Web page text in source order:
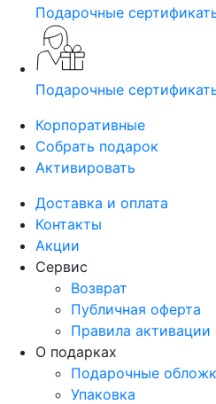
Подарочные
Подарочные
Корпоративные
Собрать подарок
Активировать
Доставка и оплата
Контакты
Акции
Сервис
Возврат
Публичная оферта
Правила активации
О подарках
Подарочные
Упаковка